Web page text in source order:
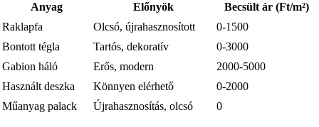
Anyag Előnyök
Becsült ár (Ft/m²)
Raklapfa
Olcsó, újrahasznosított
0-1500
Bontott tégla
Tartós, dekoratív
0-3000
Gabion háló
Erős, modern
2000-5000
Használt deszka
Könnyen elérhető
0-2000
Műanyag palack
Újrahasznosítás, olcsó 0